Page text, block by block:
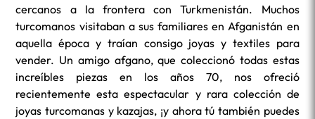
cercanos a la frontera con Turkmenistán. Muchos
turcomanos visitaban a sus familiares en Afganistán en
aquella época y traían consigo joyas y textiles para
vender. Un amigo afgano, que coleccionó todas estas
increíbles piezas en los años 70, nos ofreció
recientemente esta espectacular y rara colección de
joyas turcomanas y kazajas, ¡y ahora tú también puedes